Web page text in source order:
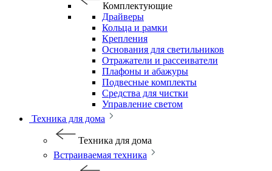
Комплектующие
Драйверы
Кольца и рамки
Крепления
Основания для светильников
Отражатели и рассеиватели
Плафоны и абажуры
Подвесные комплекты
Средства для чистки
Управление светом
Техника для дома
Техника для дома
Встраиваемая техника